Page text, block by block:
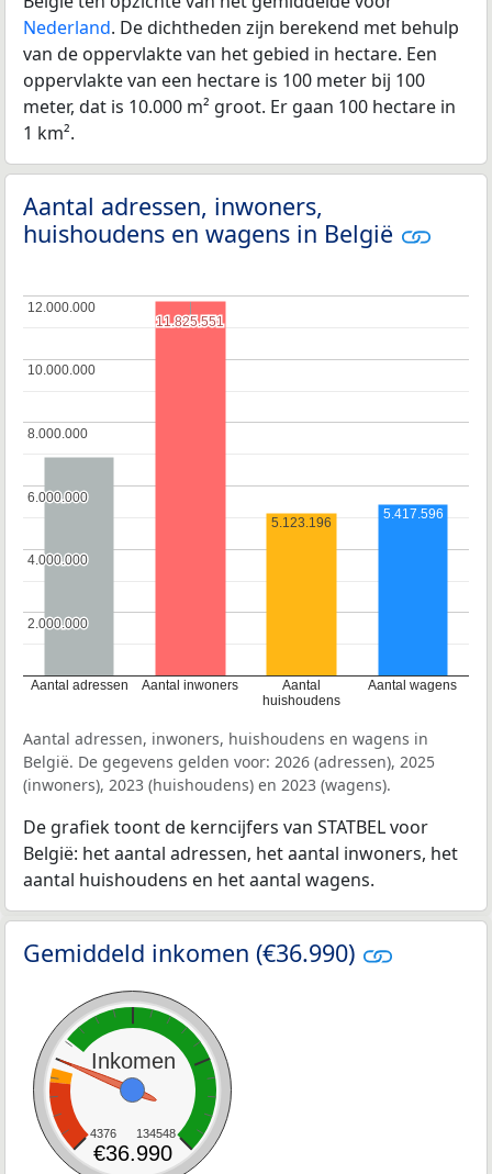
Nederland. De dichtheden zijn berekend met behulp
van de oppervlakte van het gebied in hectare. Een
oppervlakte van een hectare is 100 meter bij 100
meter, dat is 10.000 m² groot. Er gaan 100 hectare in
1 km².
Aantal adressen, inwoners,
huishoudens en wagens in België
Aantal adressen Aantal inwoners
Aantal
huishoudens
Aantal wagens
2.000.000
2.000.000
4.000.000
4.000.000
6.000.000
6.000.000
8.000.000
8.000.000
10.000.000
10.000.000
12.000.000
12.000.000
11.825.551
11.825.551
5.123.196
5.417.596
Aantal adressen, inwoners, huishoudens en wagens in
België. De gegevens gelden voor: 2026 (adressen), 2025
(inwoners), 2023 (huishoudens) en 2023 (wagens).
De grafiek toont de kerncijfers van STATBEL voor
België: het aantal adressen, het aantal inwoners, het
aantal huishoudens en het aantal wagens.
Gemiddeld inkomen (€36.990)
Inkomen
4376 134548
€36.990